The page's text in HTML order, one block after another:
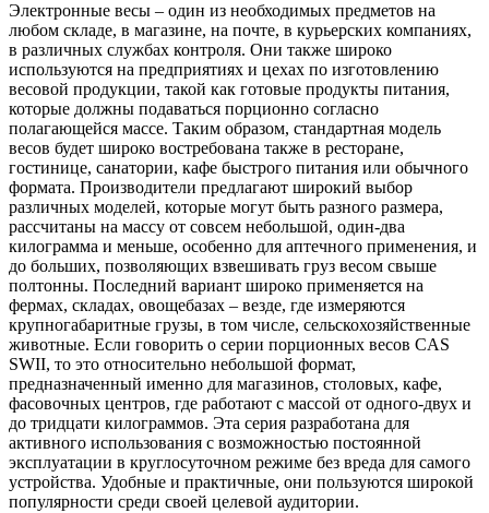
Электронные весы – один из необходимых предметов на
любом складе, в магазине, на почте, в курьерских компаниях,
в различных службах контроля. Они также широко
используются на предприятиях и цехах по изготовлению
весовой продукции, такой как готовые продукты питания,
которые должны подаваться порционно согласно
полагающейся массе. Таким образом, стандартная модель
весов будет широко востребована также в ресторане,
гостинице, санатории, кафе быстрого питания или обычного
формата. Производители предлагают широкий выбор
различных моделей, которые могут быть разного размера,
рассчитаны на массу от совсем небольшой, один-два
килограмма и меньше, особенно для аптечного применения, и
до больших, позволяющих взвешивать груз весом свыше
полтонны. Последний вариант широко применяется на
фермах, складах, овощебазах – везде, где измеряются
крупногабаритные грузы, в том числе, сельскохозяйственные
животные. Если говорить о серии порционных весов CAS
SWII, то это относительно небольшой формат,
предназначенный именно для магазинов, столовых, кафе,
фасовочных центров, где работают с массой от одного-двух и
до тридцати килограммов. Эта серия разработана для
активного использования с возможностью постоянной
эксплуатации в круглосуточном режиме без вреда для самого
устройства. Удобные и практичные, они пользуются широкой
популярности среди своей целевой аудитории.